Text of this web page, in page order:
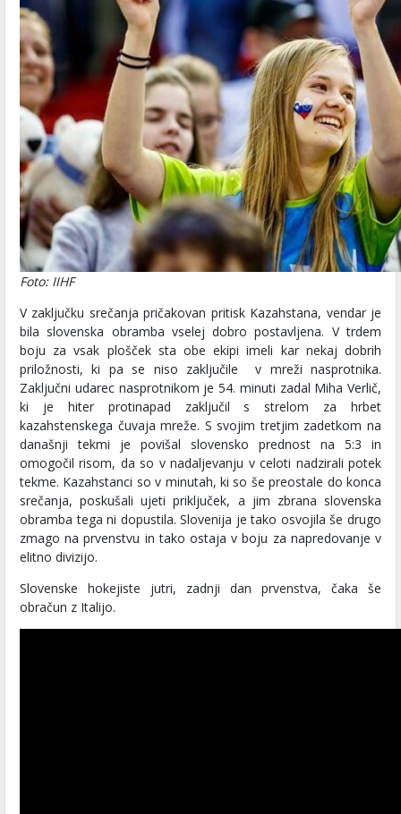
Foto: IIHF
V zaključku srečanja pričakovan pritisk Kazahstana, vendar je
bila slovenska obramba vselej dobro postavljena. V trdem
boju za vsak plošček sta obe ekipi imeli kar nekaj dobrih
priložnosti, ki pa se niso zaključile v mreži nasprotnika.
Zaključni udarec nasprotnikom je 54. minuti zadal Miha Verlič,
ki je hiter protinapad zaključil s strelom za hrbet
kazahstenskega čuvaja mreže. S svojim tretjim zadetkom na
današnji tekmi je povišal slovensko prednost na 5:3 in
omogočil risom, da so v nadaljevanju v celoti nadzirali potek
tekme. Kazahstanci so v minutah, ki so še preostale do konca
srečanja, poskušali ujeti priključek, a jim zbrana slovenska
obramba tega ni dopustila. Slovenija je tako osvojila še drugo
zmago na prvenstvu in tako ostaja v boju za napredovanje v
elitno divizijo.
Slovenske hokejiste jutri, zadnji dan prvenstva, čaka še
obračun z Italijo.